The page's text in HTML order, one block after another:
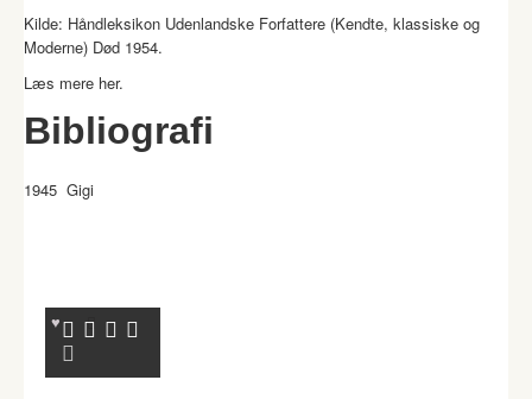
Kilde: Håndleksikon Udenlandske Forfattere (Kendte, klassiske og
Moderne) Død 1954.
Læs mere her.
Bibliografi
1945 Gigi